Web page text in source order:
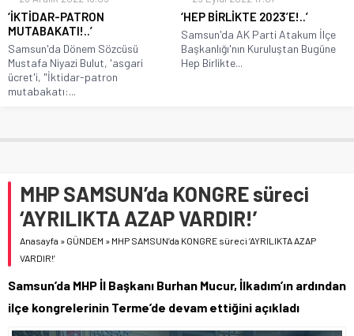
‘İKTİDAR-PATRON
MUTABAKATI!..’
Samsun'da Dönem Sözcüsü
Mustafa Niyazi Bulut, 'asgari
ücret'i, "İktidar-patron
mutabakatı:...
‘HEP BİRLİKTE 2023’E!..’
Samsun'da AK Parti Atakum İlçe
Başkanlığı'nın Kuruluştan Bugüne
Hep Birlikte...
MHP SAMSUN’da KONGRE süreci
‘AYRILIKTA AZAP VARDIR!’
Anasayfa » GÜNDEM » MHP SAMSUN’da KONGRE süreci ‘AYRILIKTA AZAP
VARDIR!’
Samsun’da MHP İl Başkanı Burhan Mucur, İlkadım’ın ardından
ilçe kongrelerinin Terme’de devam ettiğini açıkladı